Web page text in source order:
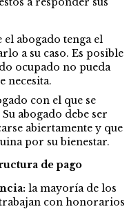
el abogado tenga el
a su caso. Es posible
ocupado no pueda
necesita.
con el que se
abogado debe ser
abiertamente y que
por su bienestar.
de pago
la mayoría de los
con honorarios